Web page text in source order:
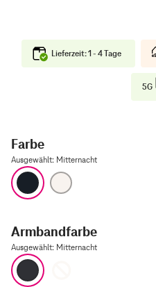
Lieferzeit: 1 - 4 Tage
5G
Farbe
Ausgewählt: Mitternacht
Mitternacht
Armbandfarbe
Ausgewählt: Mitternacht